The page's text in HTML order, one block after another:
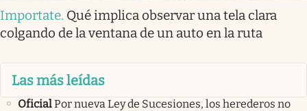
Importate. Qué implica observar una tela clara
colgando de la ventana de un auto en la ruta
Las más leídas
OficialPor nueva Ley de Sucesiones, los herederos no